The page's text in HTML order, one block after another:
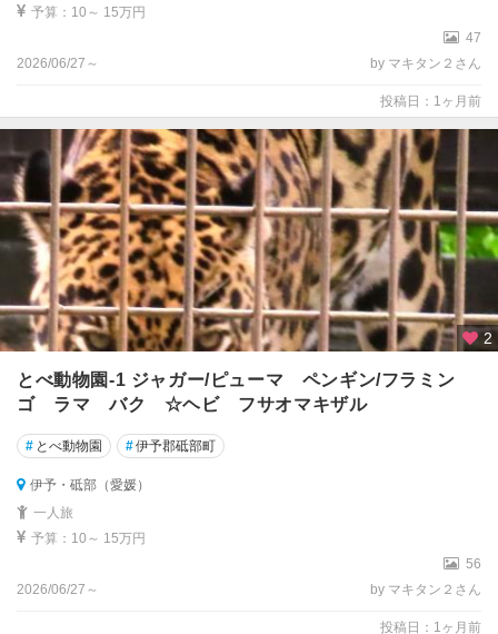
予算：10～ 15万円
47
2026/06/27～
by マキタン２さん
投稿日：1ヶ月前
2
とべ動物園-1 ジャガー/ピューマ ペンギン/フラミン
ゴ ラマ バク ☆ヘビ フサオマキザル
# とべ動物園 #伊予郡砥部町
伊予・砥部（愛媛）
一人旅
予算：10～ 15万円
56
2026/06/27～
by マキタン２さん
投稿日：1ヶ月前